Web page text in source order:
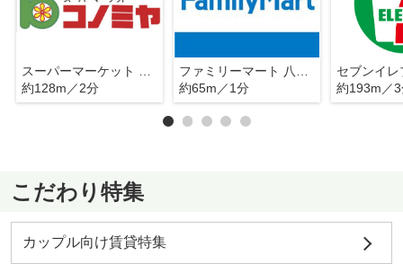
約128m／2分
約65m／1分
約193m／
こだわり特集
カップル向け賃貸特集